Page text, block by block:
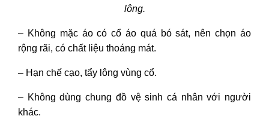
lông.
– Không mặc áo có cổ áo quá bó sát, nên chọn áo
rộng rãi, có chất liệu thoáng mát.
– Hạn chế cạo, tẩy lông vùng cổ.
– Không dùng chung đồ vệ sinh cá nhân với người
khác.